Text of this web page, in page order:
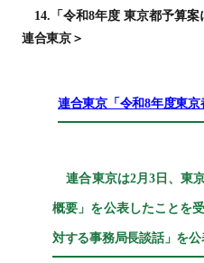
14.「令和8年度 東京都予算案
連合東京＞
連合東京「令和8年度東京
連合東京は2月3日、東
概要」を公表したことを
対する事務局長談話」を公